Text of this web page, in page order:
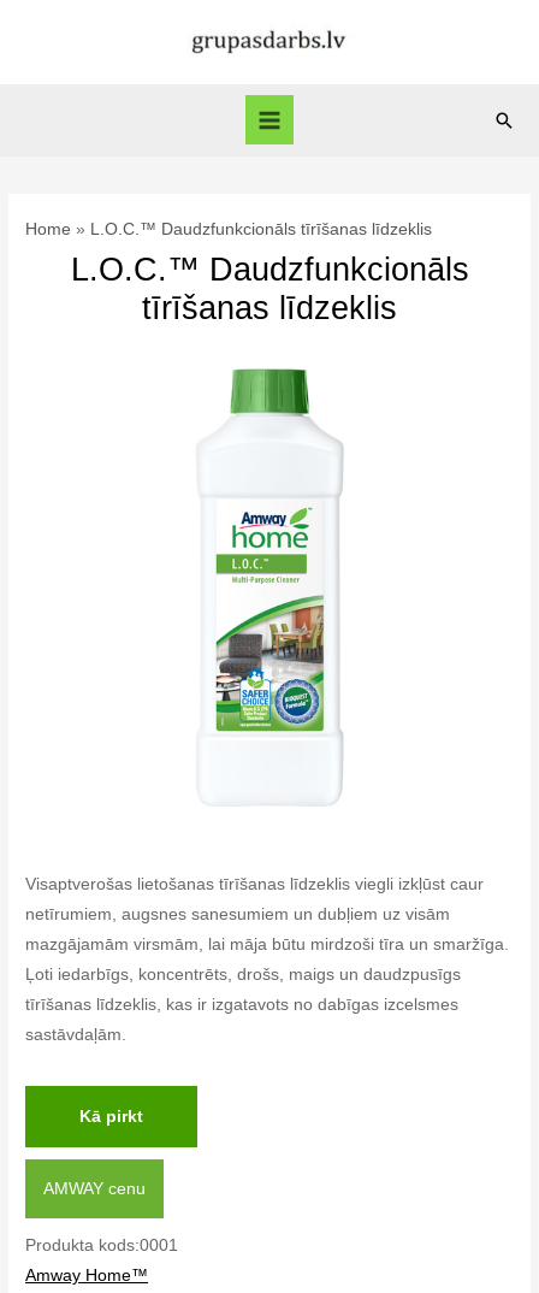
Main
Home L.O.C.™ Daudzfunkcionāls tīrīšanas līdzeklis
L.O.C.™ Daudzfunkcionāls
tīrīšanas līdzeklis
Visaptverošas lietošanas tīrīšanas līdzeklis viegli izkļūst caur
netīrumiem, augsnes sanesumiem un dubļiem uz visām
mazgājamām virsmām, lai māja būtu mirdzoši tīra un smaržīga.
Ļoti iedarbīgs, koncentrēts, drošs, maigs un daudzpusīgs
tīrīšanas līdzeklis, kas ir izgatavots no dabīgas izcelsmes
sastāvdaļām.
Kā pirkt
AMWAY cenu
Produkta kods:0001
Amway Home™